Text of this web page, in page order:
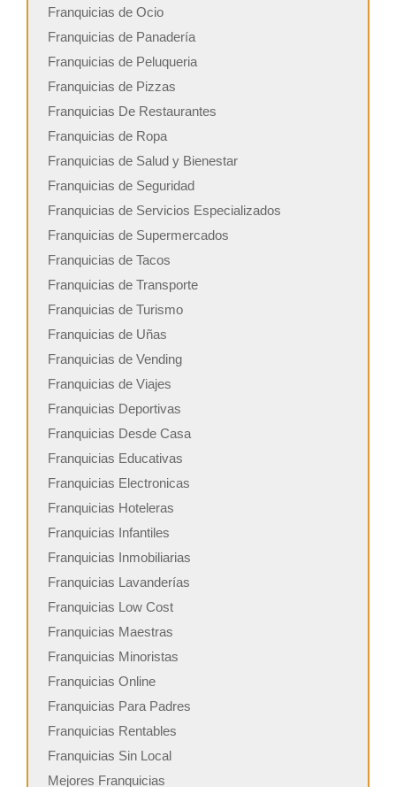
Franquicias de Ocio
Franquicias de Panadería
Franquicias de Peluqueria
Franquicias de Pizzas
Franquicias De Restaurantes
Franquicias de Ropa
Franquicias de Salud y Bienestar
Franquicias de Seguridad
Franquicias de Servicios Especializados
Franquicias de Supermercados
Franquicias de Tacos
Franquicias de Transporte
Franquicias de Turismo
Franquicias de Uñas
Franquicias de Vending
Franquicias de Viajes
Franquicias Deportivas
Franquicias Desde Casa
Franquicias Educativas
Franquicias Electronicas
Franquicias Hoteleras
Franquicias Infantiles
Franquicias Inmobiliarias
Franquicias Lavanderías
Franquicias Low Cost
Franquicias Maestras
Franquicias Minoristas
Franquicias Online
Franquicias Para Padres
Franquicias Rentables
Franquicias Sin Local
Mejores Franquicias